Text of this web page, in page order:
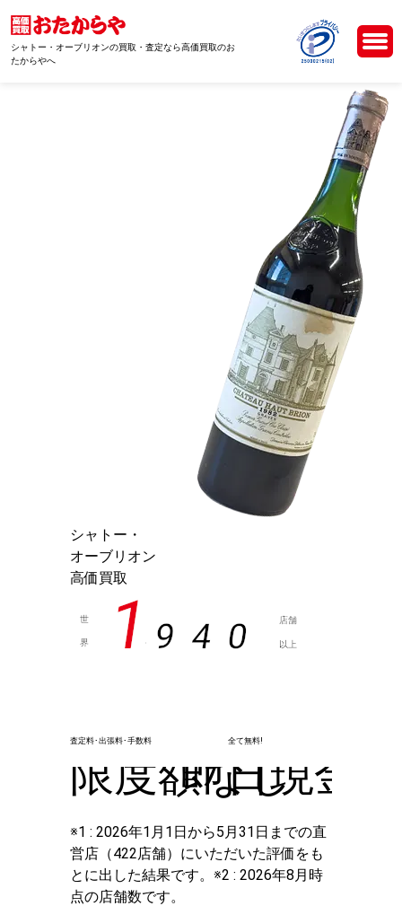
シャトー・オーブリオンの買取・査定なら高価買取のお
たからやへ
シャトー・
オーブリオン
高価買取
世
界
店舗
以上
1, 9 4 0
査定料･出張料･手数料 全て無料!
限度額なし
即日現金
※1 : 2026年1月1日から5月31日までの直
営店（422店舗）にいただいた評価をも
とに出した結果です。※2 : 2026年8月時
点の店舗数です。